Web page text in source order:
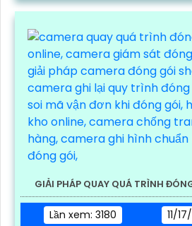
GIẢI PHÁP QUAY QUÁ TRÌNH
Lần xem: 3180
11/